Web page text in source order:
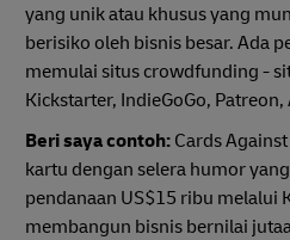
yang unik atau khusus yang
berisiko oleh bisnis besar. Ada
memulai situs crowdfunding -
Kickstarter, IndieGoGo,
Beri saya contoh: Cards
kartu dengan selera humor
pendanaan US$15 ribu melalui
membangun bisnis bernilai